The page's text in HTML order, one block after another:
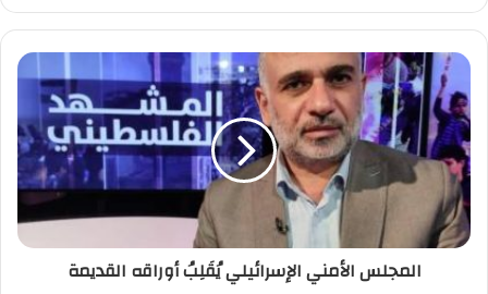
المجلس
الأمني
الإسرائيلي
يُقَلِبُ
أوراقه
القديمة
المجلس الأمني الإسرائيلي يُقَلِبُ أوراقه القديمة